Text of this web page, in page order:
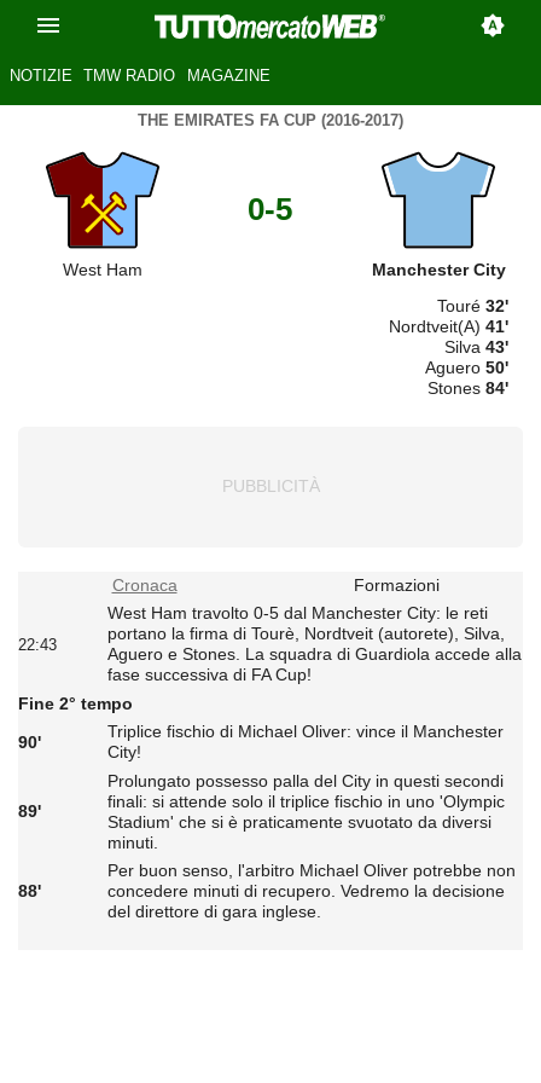
NOTIZIE TMW RADIO MAGAZINE
THE EMIRATES FA CUP (2016-2017)
West Ham
0-5
Manchester City
Touré 32'
Nordtveit(A) 41'
Silva 43'
Aguero 50'
Stones 84'
Cronaca Formazioni
22:43
West Ham travolto 0-5 dal Manchester City: le reti
portano la firma di Tourè, Nordtveit (autorete), Silva,
Aguero e Stones. La squadra di Guardiola accede alla
fase successiva di FA Cup!
Fine 2° tempo
90'
Triplice fischio di Michael Oliver: vince il Manchester
City!
89'
Prolungato possesso palla del City in questi secondi
finali: si attende solo il triplice fischio in uno 'Olympic
Stadium' che si è praticamente svuotato da diversi
minuti.
88'
Per buon senso, l'arbitro Michael Oliver potrebbe non
concedere minuti di recupero. Vedremo la decisione
del direttore di gara inglese.